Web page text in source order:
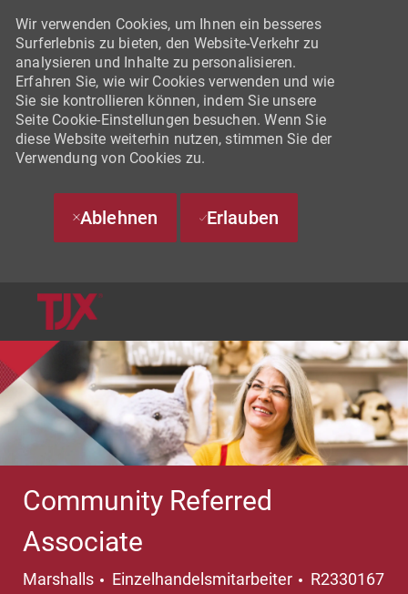
Wir verwenden Cookies, um Ihnen ein besseres
Surferlebnis zu bieten, den Website-Verkehr zu
analysieren und Inhalte zu personalisieren.
Erfahren Sie, wie wir Cookies verwenden und wie
Sie sie kontrollieren können, indem Sie unsere
Seite Cookie-Einstellungen besuchen. Wenn Sie
diese Website weiterhin nutzen, stimmen Sie der
Verwendung von Cookies zu.
Ablehnen Erlauben
Community Referred
Associate
Marshalls Kategorie
Einzelhandelsmitarbeiter
R2330167